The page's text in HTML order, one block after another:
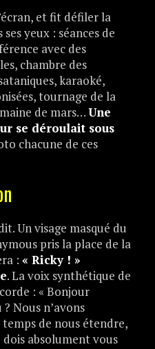
et fit défiler la
yeux : séances de
avec des
chambre des
karaoké,
tournage de la
de mars…Une
se déroulait sous
chacune de ces
Un visage masqué du
pris la place de la
: « Ricky ! »
. La voix synthétique de
: « Bonjour
Nous n’avons
de nous étendre,
dois absolument vous